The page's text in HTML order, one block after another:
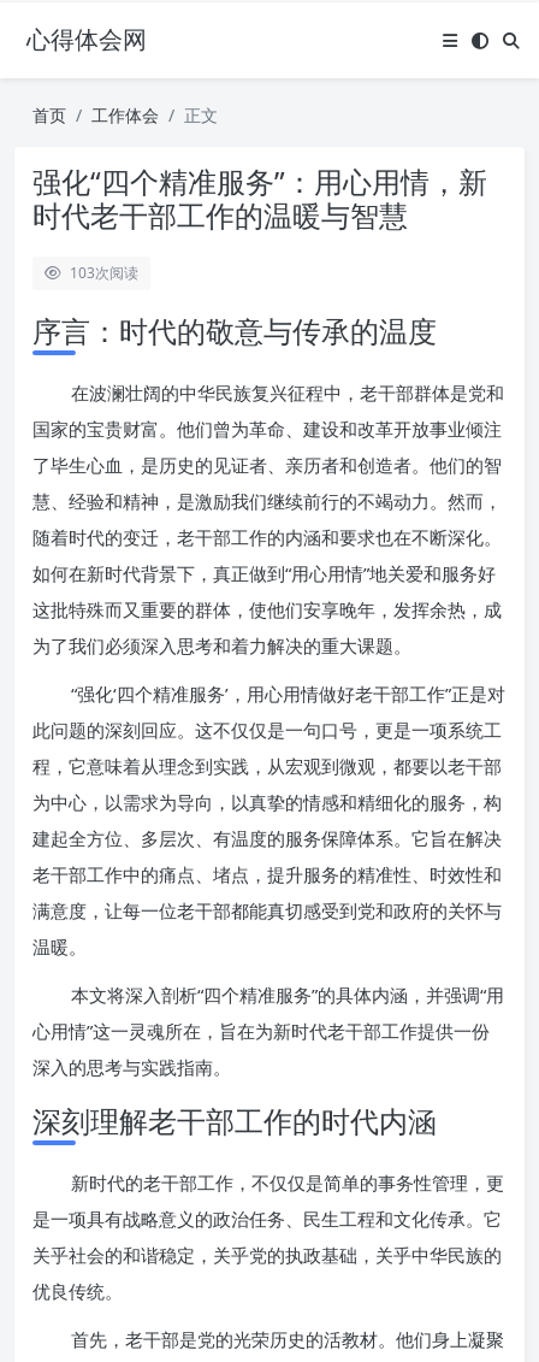
心得体会网
首页 工作体会 正文
强化“四个精准服务”：用心用情，新
时代老干部工作的温暖与智慧
103次阅读
序言：时代的敬意与传承的温度
在波澜壮阔的中华民族复兴征程中，老干部群体是党和
国家的宝贵财富。他们曾为革命、建设和改革开放事业倾注
了毕生心血，是历史的见证者、亲历者和创造者。他们的智
慧、经验和精神，是激励我们继续前行的不竭动力。然而，
随着时代的变迁，老干部工作的内涵和要求也在不断深化。
如何在新时代背景下，真正做到“用心用情”地关爱和服务好
这批特殊而又重要的群体，使他们安享晚年，发挥余热，成
为了我们必须深入思考和着力解决的重大课题。
“强化‘四个精准服务’，用心用情做好老干部工作”正是对
此问题的深刻回应。这不仅仅是一句口号，更是一项系统工
程，它意味着从理念到实践，从宏观到微观，都要以老干部
为中心，以需求为导向，以真挚的情感和精细化的服务，构
建起全方位、多层次、有温度的服务保障体系。它旨在解决
老干部工作中的痛点、堵点，提升服务的精准性、时效性和
满意度，让每一位老干部都能真切感受到党和政府的关怀与
温暖。
本文将深入剖析“四个精准服务”的具体内涵，并强调“用
心用情”这一灵魂所在，旨在为新时代老干部工作提供一份
深入的思考与实践指南。
深刻理解老干部工作的时代内涵
新时代的老干部工作，不仅仅是简单的事务性管理，更
是一项具有战略意义的政治任务、民生工程和文化传承。它
关乎社会的和谐稳定，关乎党的执政基础，关乎中华民族的
优良传统。
首先，老干部是党的光荣历史的活教材。他们身上凝聚